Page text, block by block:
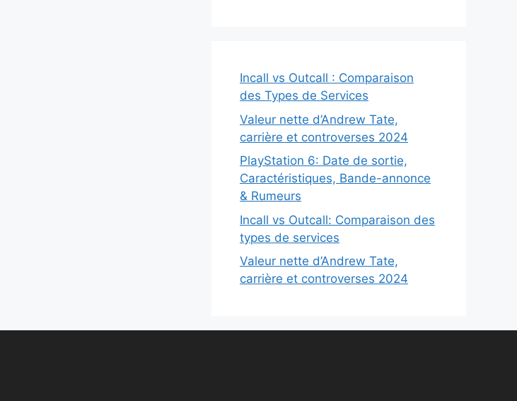
Incall vs Outcall : Comparaison
des Types de Services
Valeur nette d’Andrew Tate,
carrière et controverses 2024
PlayStation 6: Date de sortie,
Caractéristiques, Bande-annonce
& Rumeurs
Incall vs Outcall: Comparaison des
types de services
Valeur nette d’Andrew Tate,
carrière et controverses 2024